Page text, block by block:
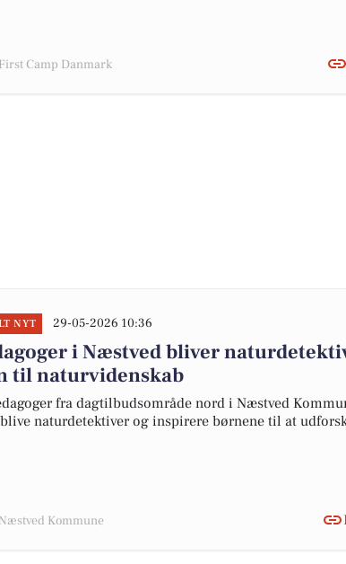
Camp Danmark
NYT 29-05-2026 10:36
i Næstved bliver
til naturvidenskab
fra dagtilbudsområde nord i Næstved
naturdetektiver og inspirere børnene til at
Kommune